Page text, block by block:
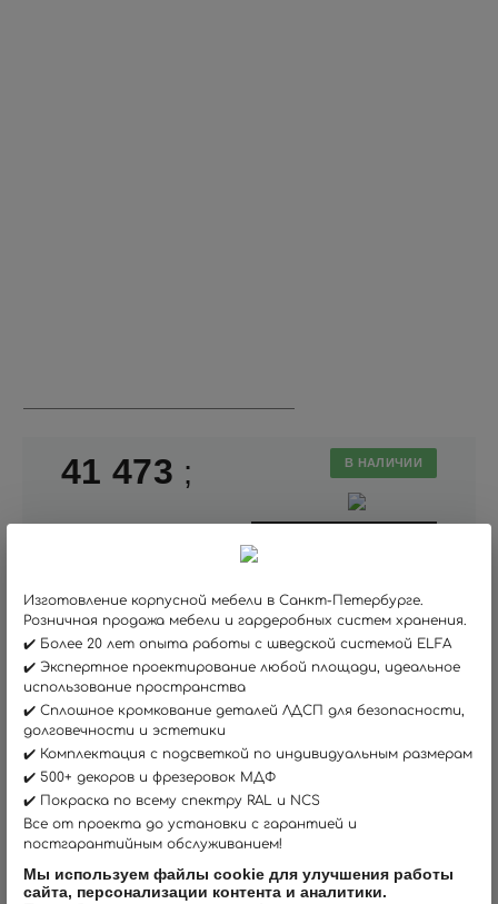
41 473 ; В НАЛИЧИИ
вернуться в раздел
ПРОИЗВОДИТЕЛЬ: РОССИЯ
ЦВЕТ: СВЕТЛО-СЕРЫЙ
МАТЕРИАЛ: ЛДСП EGGER АВСТРИЯ
Изготовление корпусной мебели в Санкт-Петербурге.
Розничная продажа мебели и гардеробных систем хранения.
✔️ Более 20 лет опыта работы с шведской системой ELFA
✔️ Экспертное проектирование любой площади, идеальное
использование пространства
✔️ Сплошное кромкование деталей ЛДСП для безопасности,
долговечности и эстетики
✔️ Комплектация с подсветкой по индивидуальным размерам
✔️ 500+ декоров и фрезеровок МДФ
✔️ Покраска по всему спектру RAL и NCS
Все от проекта до установки с гарантией и
постгарантийным обслуживанием!
Мы используем файлы cookie для улучшения работы
сайта, персонализации контента и аналитики.